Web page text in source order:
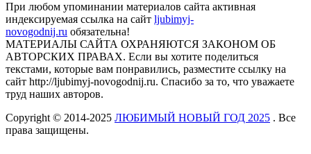
При любом упоминании материалов сайта активная
индексируемая ссылка на сайт ljubimyj-
novogodnij.ru обязательна!
МАТЕРИАЛЫ САЙТА ОХРАНЯЮТСЯ ЗАКОНОМ ОБ
АВТОРСКИХ ПРАВАХ. Если вы хотите поделиться
текстами, которые вам понравились, разместите ссылку на
сайт http://ljubimyj-novogodnij.ru. Спасибо за то, что уважаете
труд наших авторов.
Copyright © 2014-2025 ЛЮБИМЫЙ НОВЫЙ ГОД 2025 . Все
права защищены.